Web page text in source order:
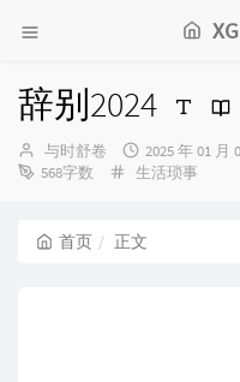
辞别2024
博
主：
与时舒卷
发
布
2025 年 01 月
568字数
分
生活琐事
首页 正文